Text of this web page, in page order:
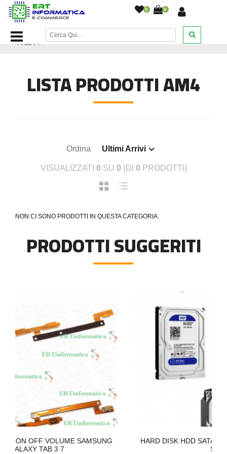
0 0
Home Page/Componenti Computer/Schede Madri MOBO
/AM4 /
LISTA PRODOTTI AM4
Ordina Ultimi Arrivi
VISUALIZZATI 0 SU 0 (DI 0 PRODOTTI)
NON CI SONO PRODOTTI IN QUESTA CATEGORIA.
PRODOTTI SUGGERITI
SAMSUNG
HARD DISK HDD SATA 3,5'' POLLICI